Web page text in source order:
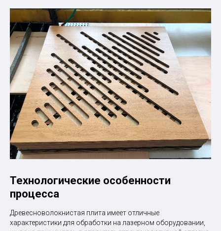
Технологические особенности
процесса
Древесноволокнистая плита имеет отличные
характеристики для обработки на лазерном оборудовании,